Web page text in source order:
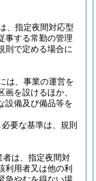
、指定夜間対応型
事する常勤の管理
則で定める場合に
は、事業の運営を
を設けるほか、
設備及び備品等を
要な基準は、規則
者は、指定夜間対
利用者又は他の利